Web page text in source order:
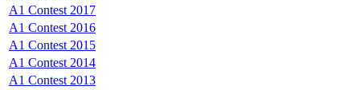
A1 Contest 2017
A1 Contest 2016
A1 Contest 2015
A1 Contest 2014
A1 Contest 2013